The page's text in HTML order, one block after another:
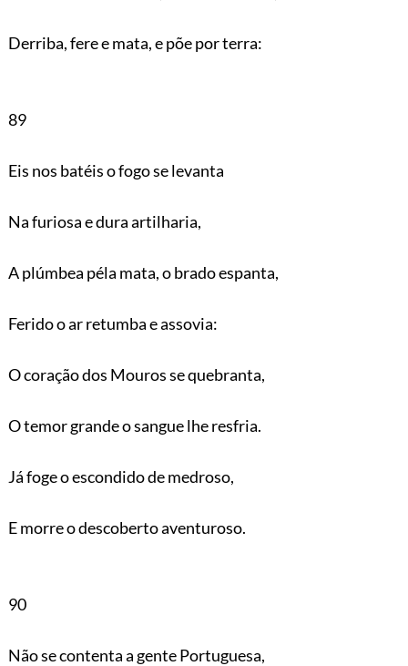
Derriba, fere e mata, e põe por terra:
89
Eis nos batéis o fogo se levanta
Na furiosa e dura artilharia,
A plúmbea péla mata, o brado espanta,
Ferido o ar retumba e assovia:
O coração dos Mouros se quebranta,
O temor grande o sangue lhe resfria.
Já foge o escondido de medroso,
E morre o descoberto aventuroso.
90
Não se contenta a gente Portuguesa,